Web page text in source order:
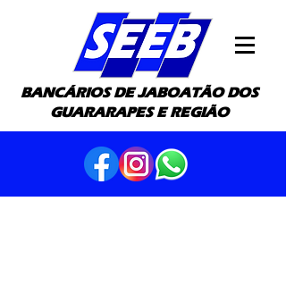
BANCÁRIOS DE JABOATÃO DOS
GUARARAPES E REGIÃO